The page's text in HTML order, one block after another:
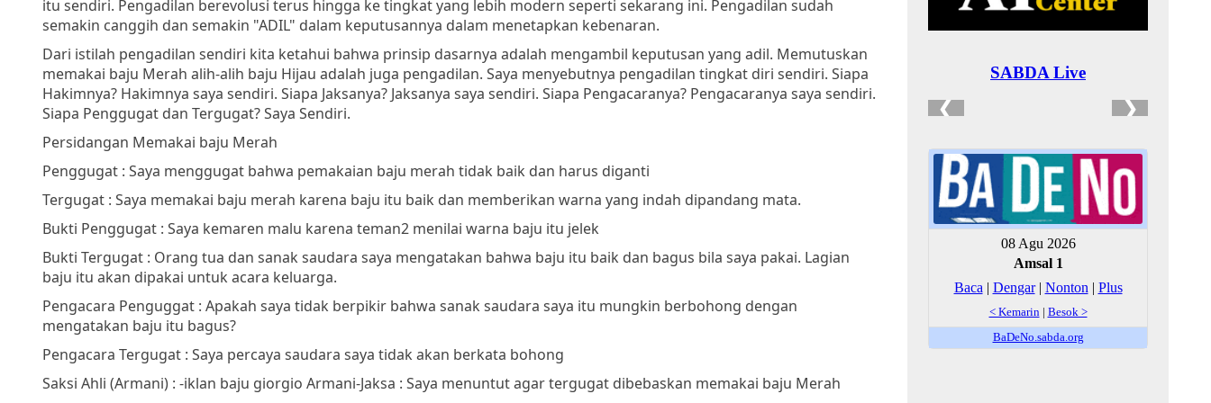
itu sendiri. Pengadilan berevolusi terus hingga ke tingkat yang lebih modern seperti sekarang ini. Pengadilan sudah
semakin canggih dan semakin "ADIL" dalam keputusannya dalam menetapkan kebenaran.
Dari istilah pengadilan sendiri kita ketahui bahwa prinsip dasarnya adalah mengambil keputusan yang adil. Memutuskan
memakai baju Merah alih-alih baju Hijau adalah juga pengadilan. Saya menyebutnya pengadilan tingkat diri sendiri. Siapa
Hakimnya? Hakimnya saya sendiri. Siapa Jaksanya? Jaksanya saya sendiri. Siapa Pengacaranya? Pengacaranya saya sendiri.
Siapa Penggugat dan Tergugat? Saya Sendiri.
Persidangan Memakai baju Merah
Penggugat : Saya menggugat bahwa pemakaian baju merah tidak baik dan harus diganti
Tergugat : Saya memakai baju merah karena baju itu baik dan memberikan warna yang indah dipandang mata.
Bukti Penggugat : Saya kemaren malu karena teman2 menilai warna baju itu jelek
Bukti Tergugat : Orang tua dan sanak saudara saya mengatakan bahwa baju itu baik dan bagus bila saya pakai. Lagian
baju itu akan dipakai untuk acara keluarga.
Pengacara Penguggat : Apakah saya tidak berpikir bahwa sanak saudara saya itu mungkin berbohong dengan
mengatakan baju itu bagus?
Pengacara Tergugat : Saya percaya saudara saya tidak akan berkata bohong
Saksi Ahli (Armani) : -iklan baju giorgio Armani-Jaksa : Saya menuntut agar tergugat dibebaskan memakai baju Merah